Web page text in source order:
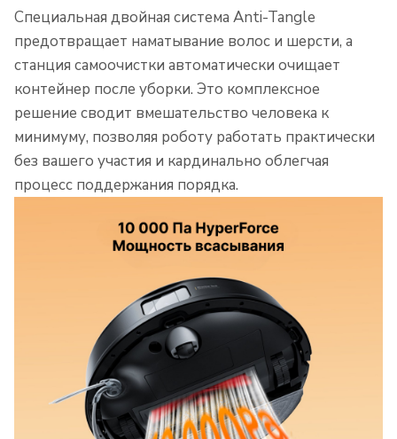
Специальная двойная система Anti-Tangle
предотвращает наматывание волос и шерсти, а
станция самоочистки автоматически очищает
контейнер после уборки. Это комплексное
решение сводит вмешательство человека к
минимуму, позволяя роботу работать практически
без вашего участия и кардинально облегчая
процесс поддержания порядка.